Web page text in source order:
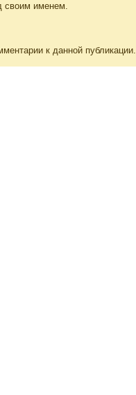
своим именем.
к данной публикации.